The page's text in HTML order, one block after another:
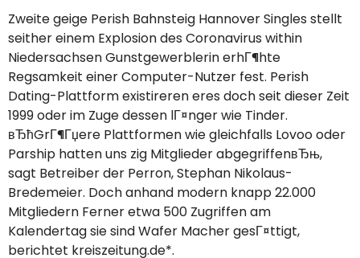
Zweite geige Perish Bahnsteig Hannover Singles stellt
seither einem Explosion des Coronavirus within
Niedersachsen Gunstgewerblerin erhГ¶hte
Regsamkeit einer Computer-Nutzer fest. Perish
Dating-Plattform existireren eres doch seit dieser Zeit
1999 oder im Zuge dessen lГ¤nger wie Tinder.
вЂћGrГ¶Гџere Plattformen wie gleichfalls Lovoo oder
Parship hatten uns zig Mitglieder abgegriffenвЂњ,
sagt Betreiber der Perron, Stephan Nikolaus-
Bredemeier. Doch anhand modern knapp 22.000
Mitgliedern Ferner etwa 500 Zugriffen am
Kalendertag sie sind Wafer Macher gesГ¤ttigt,
berichtet kreiszeitung.de*.